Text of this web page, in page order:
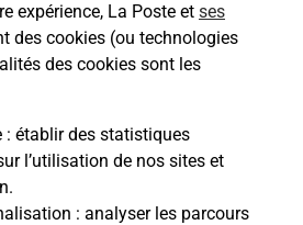
expérience, La Poste et ses
des cookies (ou technologies
des cookies sont les
: établir des statistiques
l’utilisation de nos sites et
: analyser les parcours
votre domicile ? Découvrez
dans votre bureau de Poste à